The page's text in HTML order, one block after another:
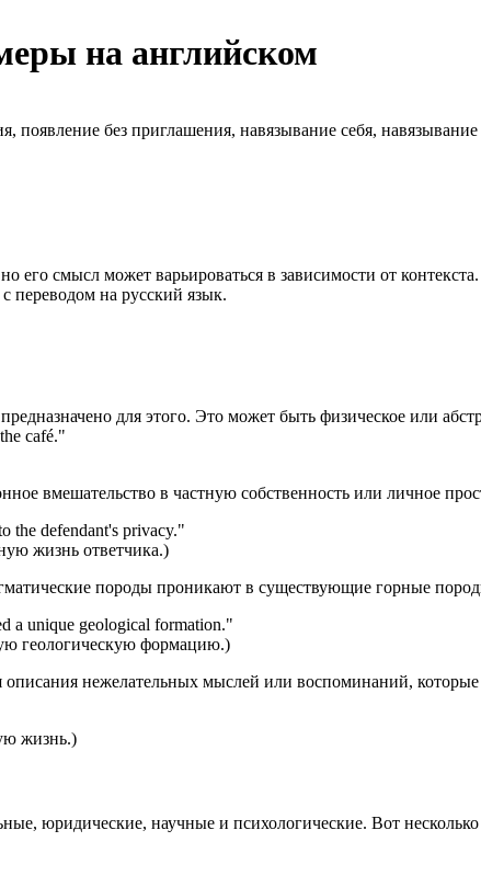
на английском
появление без приглашения, навязывание себя,
его смысл может варьироваться в зависимости от
переводом на русский язык.
для этого. Это может быть физическое или
café."
вмешательство в частную собственность или личное
the defendant's privacy."
жизнь ответчика.)
породы проникают в существующие горные
a unique geological formation."
геологическую формацию.)
нежелательных мыслей или воспоминаний,
жизнь.)
юридические, научные и психологические. Вот